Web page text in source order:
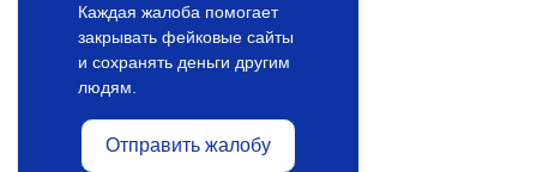
Каждая жалоба помогает
закрывать фейковые сайты
и сохранять деньги другим
людям.
Отправить жалобу